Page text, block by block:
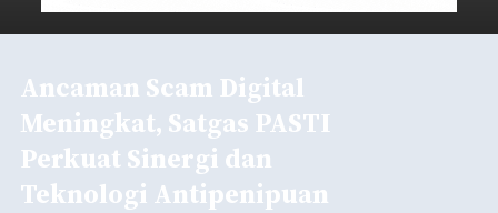
Ancaman Scam Digital
Meningkat, Satgas PASTI
Perkuat Sinergi dan
Teknologi Antipenipuan